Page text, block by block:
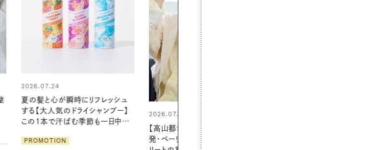
2026.07.21
発・ベーリングの腕時計】 アクセサ
2026.06.01
真夏に向けて、ハーブが香るひん
やりジェルと出合う。暑い季節に心
地よくうるおう、軽やかなボディケ
ア
PROMOTION